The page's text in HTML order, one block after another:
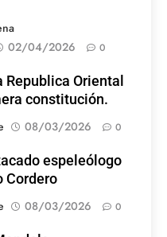
02/04/2026 0
Oriental
constitución.
08/03/2026 0
espeleólogo
Cordero
08/03/2026 0